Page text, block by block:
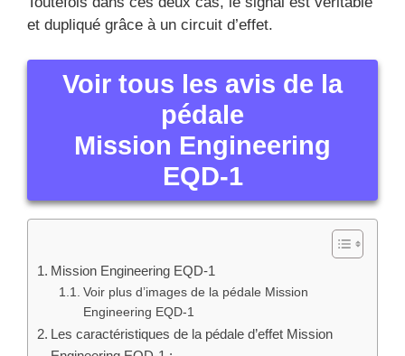
électriques
Les pédales Pitch-shifter et harmoniseur
déterminer l’identité sonore
Les pédales d’effet Fuzz
Pédales de saturation
Pédales d’overdrive
Les pédales d’effets de modulation
Les pédales vibrato et trémolo
Les pédales d’effet de flanger et chorus
Voir tous les avis de la pédale Mission
Catégories
Tests Pédales d'effets